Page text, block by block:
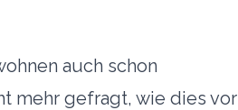
auch schon
mehr gefragt, wie dies vor